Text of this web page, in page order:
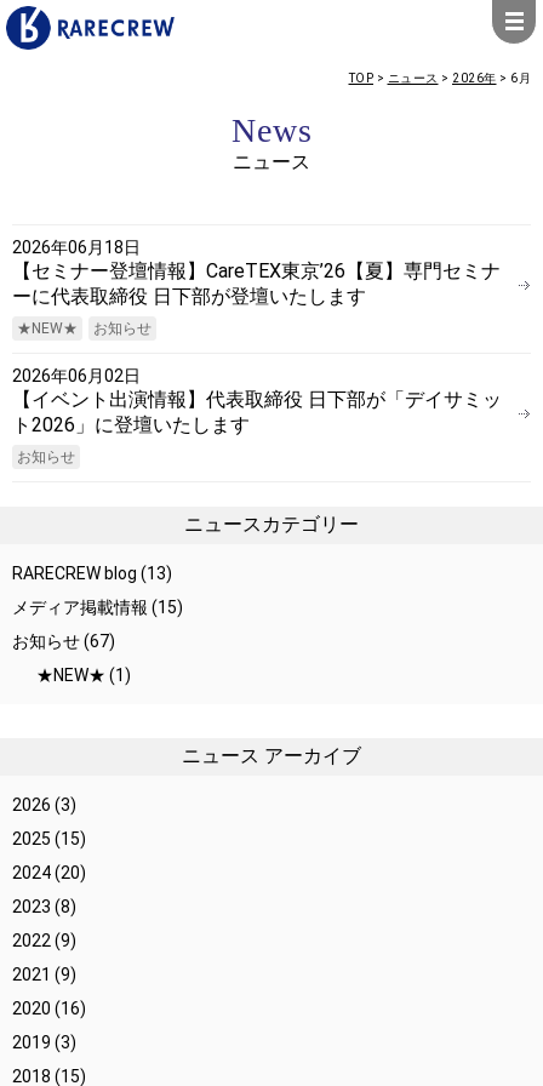
TOP > ニュース > 2026年 > 6月
News
ニュース
2026年06月18日
【セミナー登壇情報】CareTEX東京’26【夏】専門セミナ
ーに代表取締役 日下部が登壇いたします
★NEW★ お知らせ
2026年06月02日
【イベント出演情報】代表取締役 日下部が「デイサミッ
ト2026」に登壇いたします
お知らせ
ニュースカテゴリー
RARECREW blog (13)
メディア掲載情報 (15)
お知らせ(67)
★NEW★ (1)
ニュース アーカイブ
2026 (3)
2025 (15)
2024(20)
2023 (8)
2022 (9)
2021 (9)
2020 (16)
2019 (3)
2018 (15)